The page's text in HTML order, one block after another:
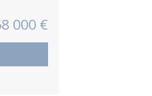
000 €